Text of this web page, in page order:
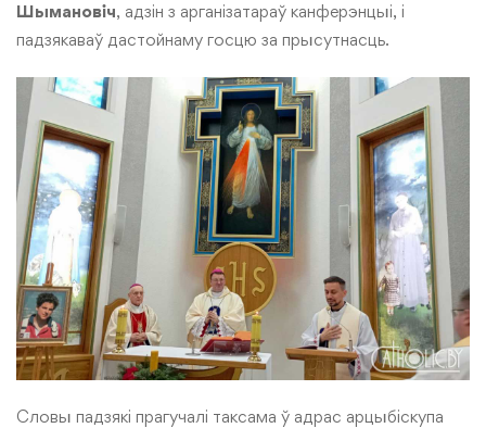
Шымановіч, адзін з арганізатараў канферэнцыі, і
падзякаваў дастойнаму госцю за прысутнасць.
Словы падзякі прагучалі таксама ў адрас арцыбіскупа